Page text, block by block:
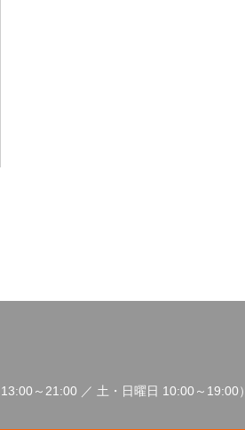
～21:00 ／ 土・日曜日 10:00～19:00）